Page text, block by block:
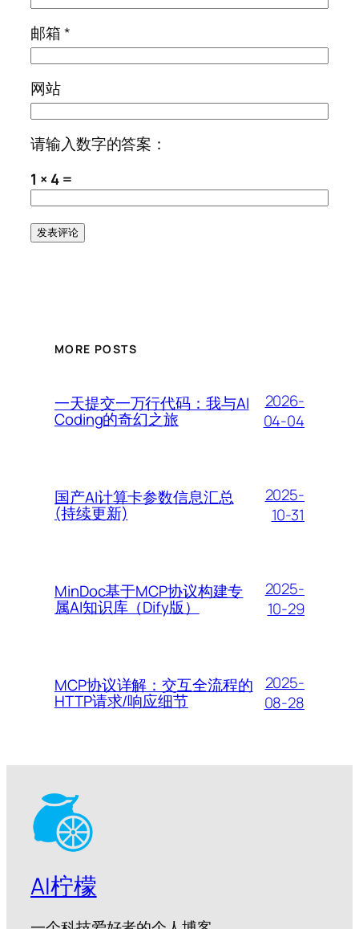
邮箱*
网站
请输入数字的答案：
1 × 4 =
MORE POSTS
一天提交一万行代码：我与AI
Coding的奇幻之旅
2026-
04-04
国产AI计算卡参数信息汇总
(持续更新)
2025-
10-31
MinDoc基于MCP协议构建专
属AI知识库（Dify版）
2025-
10-29
MCP协议详解：交互全流程的
HTTP请求/响应细节
2025-
08-28
AI柠檬